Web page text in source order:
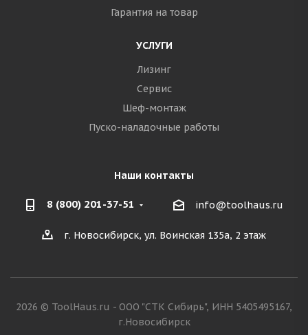
Гарантия на товар
УСЛУГИ
Лизинг
Сервис
Шеф-монтаж
Пуско-наладочные работы
Наши контакты
8 (800) 201-37-51 info@toolhaus.ru
г. Новосибирск, ул. Воинская 135а, 2 этаж
2026 © ToolHaus.ru - ООО "СТК Сибирь", ИНН 5405495167,
г.Новосибирск